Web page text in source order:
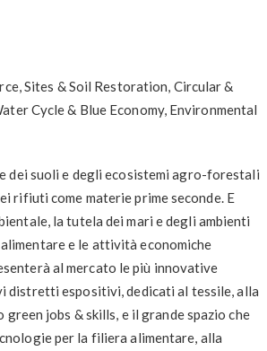
Sites & Soil Restoration, Circular &
Cycle & Blue Economy, Environmental
dei suoli e degli ecosistemi agro-forestali
rifiuti come materie prime seconde. E
la tutela dei mari e degli ambienti
e le attività economiche
al mercato le più innovative
distretti espositivi, dedicati al tessile, alla
jobs & skills, e il grande spazio che
per la filiera alimentare, alla